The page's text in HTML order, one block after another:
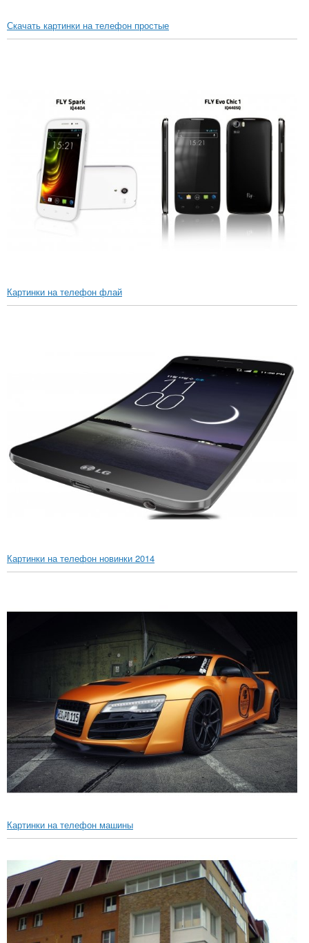
Скачать картинки на телефон простые
Картинки на телефон флай
Картинки на телефон новинки 2014
Картинки на телефон машины